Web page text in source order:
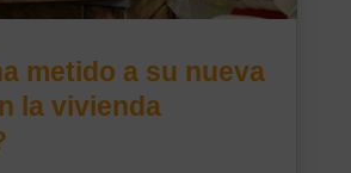
metido a su nueva
la vivienda